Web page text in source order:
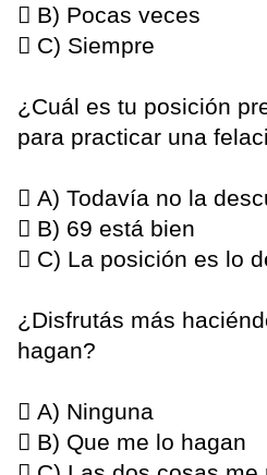
 B) Pocas veces
 C) Siempre
¿Cuál es tu posición
para practicar una
 A) Todavía no la
 B) 69 está bien
 C) La posición es lo
¿Disfrutás más
hagan?
 A) Ninguna
 B) Que me lo hagan